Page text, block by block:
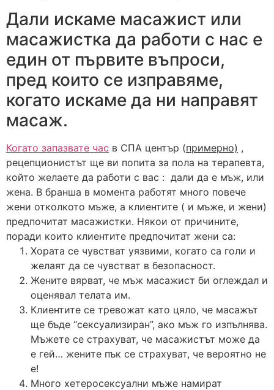
Дали искаме масажист или
масажистка да работи с нас е
един от първите въпроси,
пред които се изправяме,
когато искаме да ни направят
масаж.
Когато запазвате час в СПА център (примерно) ,
рецепционистът ще ви попита за пола на терапевта,
който желаете да работи с вас : дали да е мъж, или
жена. В бранша в момента работят много повече
жени отколкото мъже, а клиентите ( и мъже, и жени)
предпочитат масажистки. Някои от причините,
поради които клиентите предпочитат жени са:
Хората се чувстват уязвими, когато са голи и
желаят да се чувстват в безопасност.
Жените вярват, че мъж масажист би оглеждал и
оценявал телата им.
Клиентите се тревожат като цяло, че масажът
ще бъде “сексуализиран”, ако мъж го изпълнява.
Мъжете се страхуват, че масажистът може да
е гей… жените пък се страхуват, че вероятно не
е!
Много хетеросексуални мъже намират